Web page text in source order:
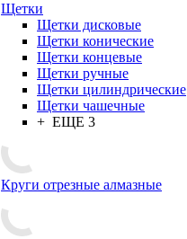
Щетки
Щетки дисковые
Щетки конические
Щетки концевые
Щетки ручные
Щетки цилиндрические
Щетки чашечные
+ ЕЩЕ 3
Круги отрезные алмазные